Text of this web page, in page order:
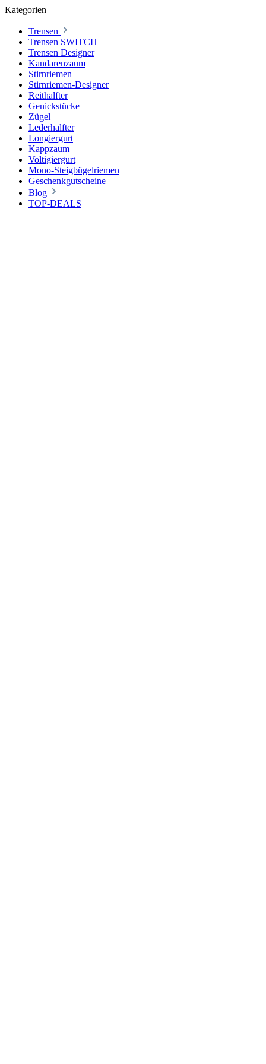
Kategorien
Trensen
Trensen SWITCH
Trensen Designer
Kandarenzaum
Stirnriemen
Stirnriemen-Designer
Reithalfter
Genickstücke
Zügel
Lederhalfter
Longiergurt
Kappzaum
Voltigiergurt
Mono-Steigbügelriemen
Geschenkgutscheine
Blog
TOP-DEALS